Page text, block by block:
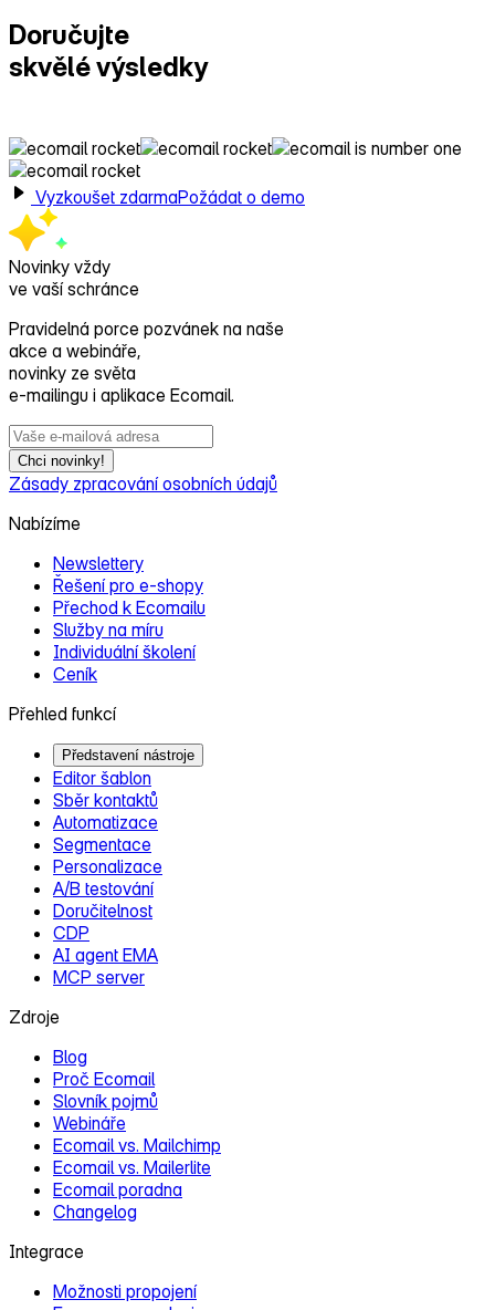
Doručujte
skvělé výsledky
Vyzkoušet zdarmaPožádat o demo
Novinky vždy
ve vaší schránce
Pravidelná porce pozvánek na naše
akce a webináře,
novinky ze světa
e‑mailingu i aplikace Ecomail.
Chci novinky!
Zásady zpracování osobních údajů
Nabízíme
Newslettery
Řešení pro e‑shopy
Přechod k Ecomailu
Služby na míru
Individuální školení
Ceník
Přehled funkcí
Představení nástroje
Editor šablon
Sběr kontaktů
Automatizace
Segmentace
Personalizace
A/B testování
Doručitelnost
CDP
AI agent EMA
MCP server
Zdroje
Blog
Proč Ecomail
Slovník pojmů
Webináře
Ecomail vs. Mailchimp
Ecomail vs. Mailerlite
Ecomail poradna
Changelog
Integrace
Možnosti propojení